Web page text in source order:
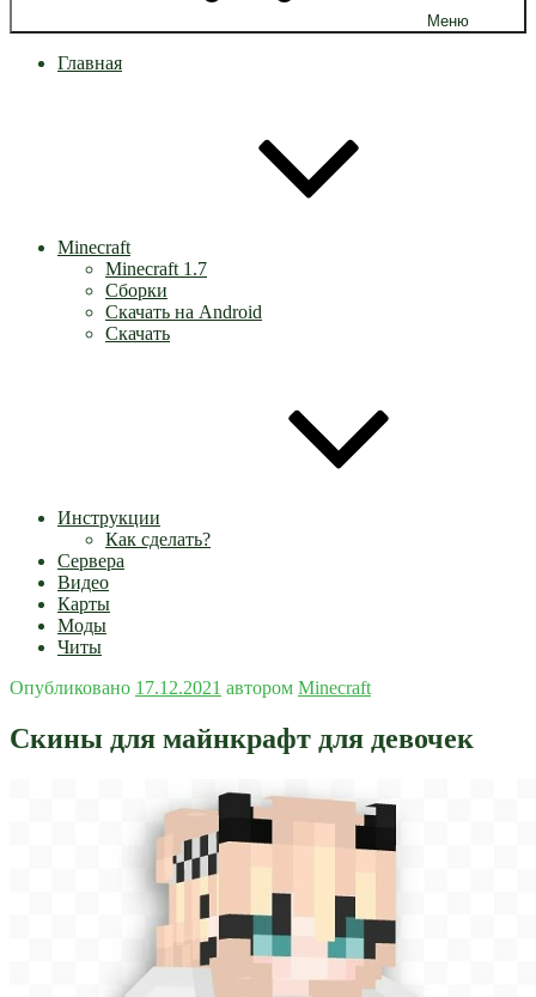
Меню
Главная
Minecraft
Minecraft 1.7
Сборки
Скачать на Android
Скачать
Инструкции
Как сделать?
Сервера
Видео
Карты
Моды
Читы
Опубликовано 17.12.2021 автором Minecraft
Скины для майнкрафт для девочек